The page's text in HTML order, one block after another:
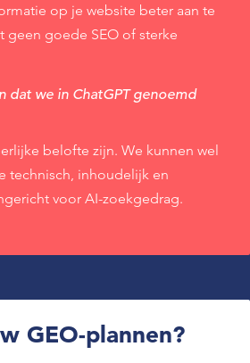
op je website beter aan te
geen goede SEO of sterke
dat we in ChatGPT genoemd
belofte zijn. We kunnen wel
technisch, inhoudelijk en
voor AI-zoekgedrag.
GEO-plannen?